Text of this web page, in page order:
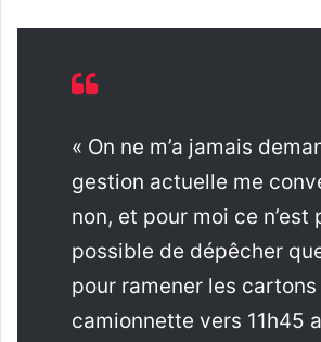
« On ne m’a jamais
gestion actuelle me
non, et pour moi ce n’est
possible de dépêcher
pour ramener les cartons
camionnette vers 11h45